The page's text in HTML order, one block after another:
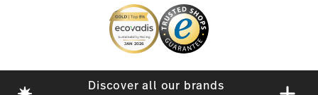
Discover all our brands